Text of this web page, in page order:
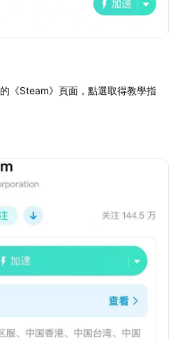
的《Steam》頁面，點選取得教學指